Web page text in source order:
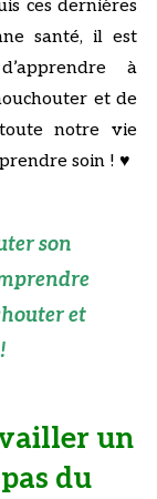
ces dernières
santé, il est
à
et de
notre vie
soin ! ♥
son
et
un
du